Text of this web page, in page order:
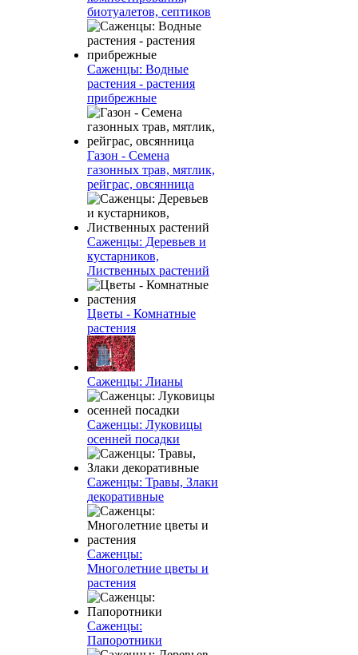
биотуалетов, септиков
Саженцы: Водные
растения - растения
прибрежные
Газон - Семена
газонных трав, мятлик,
рейграс, овсянница
Саженцы: Деревьев и
кустарников,
Лиственных растений
Цветы - Комнатные
растения
Саженцы: Лианы
Саженцы: Луковицы
осенней посадки
Саженцы: Травы, Злаки
декоративные
Саженцы:
Многолетние цветы и
растения
Саженцы:
Папоротники